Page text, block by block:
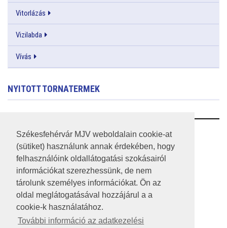
Székesfehérvár MJV weboldalain cookie-at
(sütiket) használunk annak érdekében, hogy
felhasználóink oldallátogatási szokásairól
információkat szerezhessünk, de nem
tárolunk személyes információkat. Ön az
oldal meglátogatásával hozzájárul a a
cookie-k használatához.
További információ az adatkezelési
Vitorlázás
Vizilabda
Vívás
NYITOTT TORNATERMEK
RSS
A HONLAP 2017.03.31-I ÁLLAPOTA
JOGI NYILATKOZAT
IMPRESSZUM